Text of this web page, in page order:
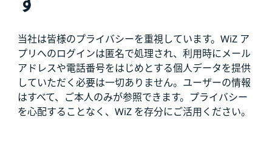
当社は皆様のプライバシーを重視しています。WiZ ア
プリへのログインは匿名で処理され、利用時にメール
アドレスや電話番号をはじめとする個人データを提供
していただく必要は一切ありません。ユーザーの情報
はすべて、ご本人のみが参照できます。プライバシー
を心配することなく、WiZ を存分にご活用ください。